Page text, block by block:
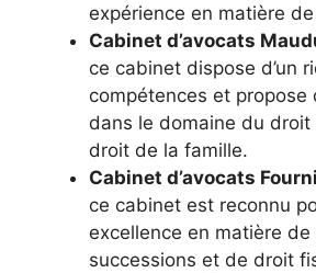
expérience en matière
Cabinet d’avocats
ce cabinet dispose d’un
compétences et propose
dans le domaine du droit
droit de la famille.
Cabinet d’avocats
ce cabinet est reconnu
excellence en matière
successions et de droit